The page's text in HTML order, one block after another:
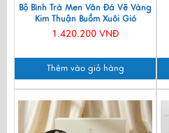
Bộ Bình Trà Men Vân Đá Vẽ Vàng
Kim Thuận Buồm Xuôi Gió
VBT12/14
1.420.200 VNĐ
Thêm vào giỏ hàng